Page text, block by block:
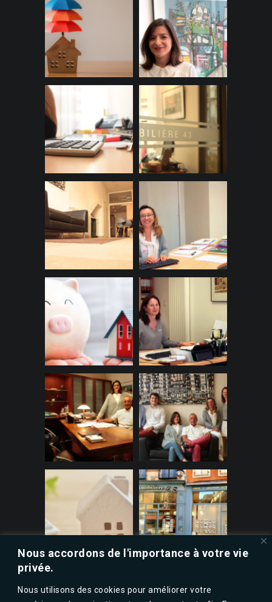
Nous accordons de l'importance à votre vie
privée.
Nous utilisons des cookies pour améliorer votre